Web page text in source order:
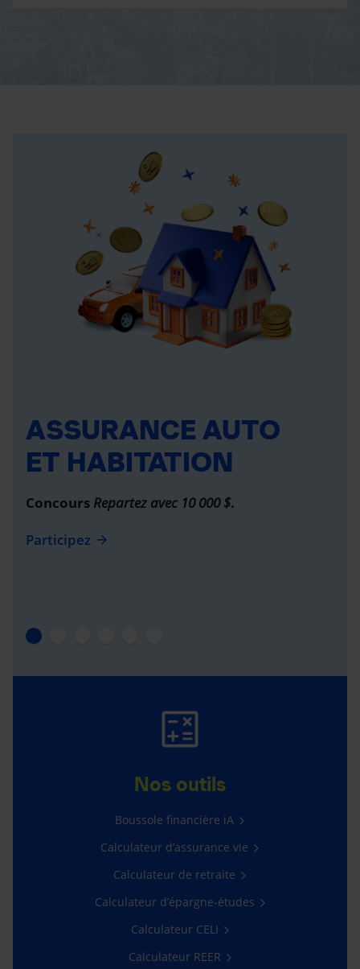
ASSURANCE AUTO
ET HABITATION
Concours Repartez avec 10 000 $.
Participez
Nos outils
Boussole financière iA
Calculateur d’assurance vie
Calculateur de retraite
Calculateur d’épargne-études
Calculateur CELI
Calculateur REER